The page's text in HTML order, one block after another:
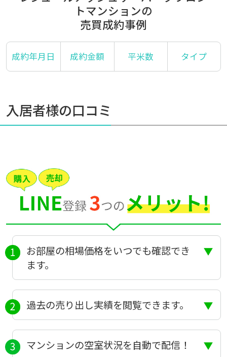
トマンションの
売買成約事例
成約年月日 成約金額 平米数 タイプ
入居者様の口コミ
お部屋の相場価格をいつでも確認でき
ます。
過去の売り出し実績を閲覧できます。
マンションの空室状況を自動で配信！